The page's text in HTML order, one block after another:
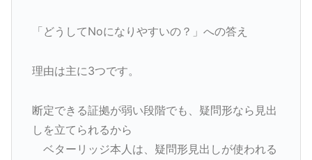
「どうしてNoになりやすいの？」への答え
理由は主に3つです。
断定できる証拠が弱い段階でも、疑問形なら見出
しを立てられるから
ベターリッジ本人は、疑問形見出しが使われる